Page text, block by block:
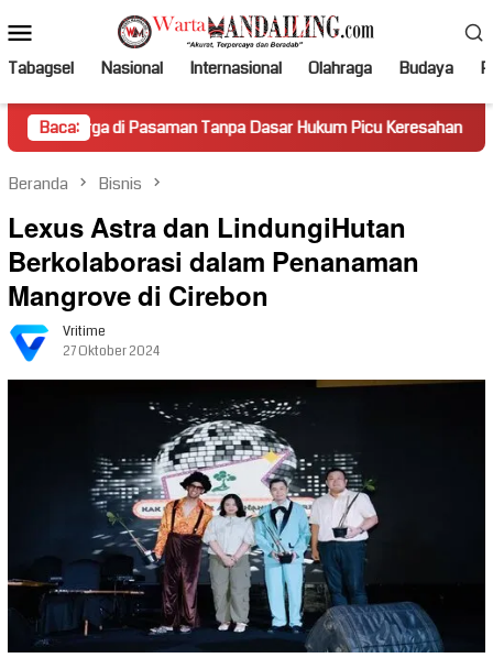
ke
kontenMobile
Tabagsel Nasional Internasional Olahraga Budaya
Baca:
Pasaman Tanpa Dasar Hukum Picu Keresahan Truk
Beranda Bisnis
Lexus Astra dan LindungiHutan
Berkolaborasi dalam Penanaman
Mangrove di Cirebon
Vritime
27 Oktober 2024